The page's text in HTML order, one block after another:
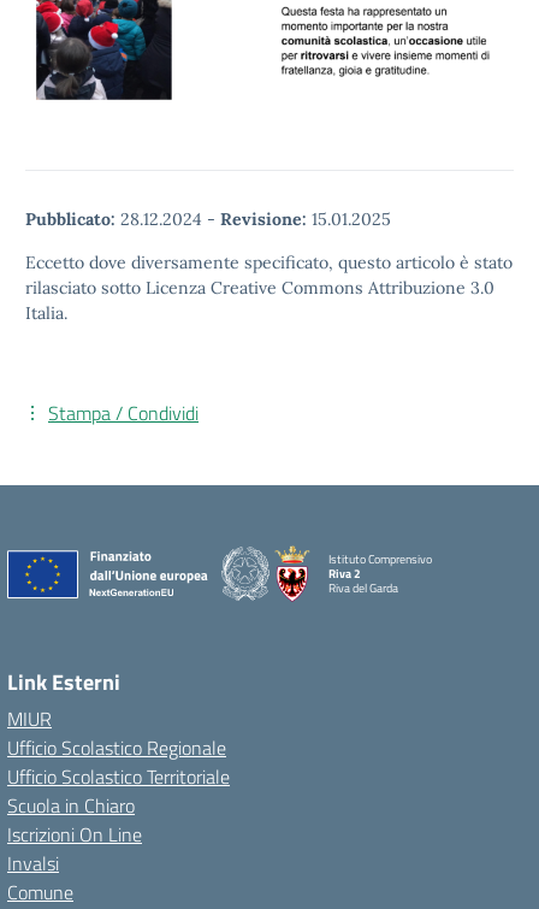
Pubblicato: 28.12.2024 - Revisione: 15.01.2025
Eccetto dove diversamente specificato, questo articolo è stato
rilasciato sotto Licenza Creative Commons Attribuzione 3.0
Italia.
Stampa / Condividi
Istituto Comprensivo
Riva 2
Riva del Garda
Link Esterni
MIUR
Ufficio Scolastico Regionale
Ufficio Scolastico Territoriale
Scuola in Chiaro
Iscrizioni On Line
Invalsi
Comune